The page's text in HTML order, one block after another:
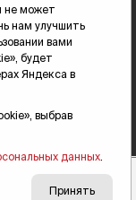
не может
нам улучшить
вами
будет
Яндекса в
выбрав
данных
Принять